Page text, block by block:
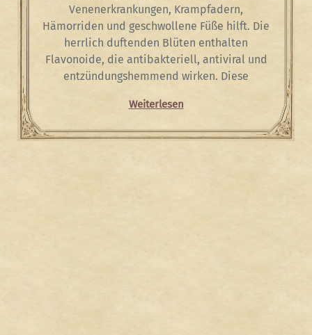
Venenerkrankungen, Krampfadern,
Hämorriden und geschwollene Füße hilft. Die
herrlich duftenden Blüten enthalten
Flavonoide, die antibakteriell, antiviral und
entzündungshemmend wirken. Diese
Weiterlesen